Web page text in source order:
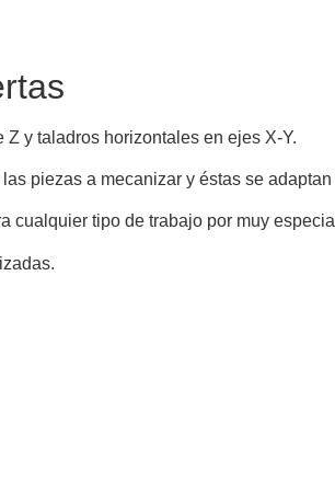
y taladros horizontales en ejes X-Y.
piezas a mecanizar y éstas se
cualquier tipo de trabajo por muy